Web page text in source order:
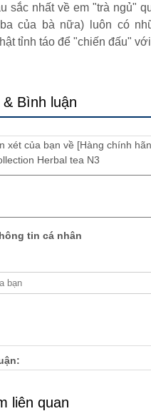
sắc nhất về em "trà ngủ"
của bà nữa) luôn có
tỉnh táo để "chiến đấu"
Bình luận
xét của bạn về [Hàng chính
Herbal tea N3
tin cá nhân
liên quan